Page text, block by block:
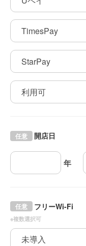
TimesPay
StarPay
利用可
開店日
任意
年
フリーWi-Fi
任意
※複数選択可
未導入